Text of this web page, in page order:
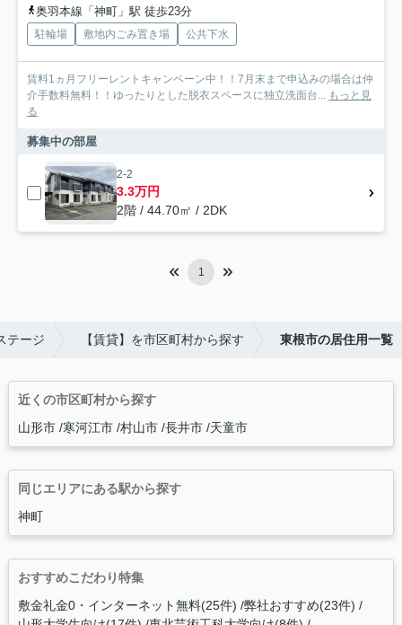
奥羽本線「神町」駅 徒歩23分
駐輪場 敷地内ごみ置き場 公共下水
賃料1ヵ月フリーレントキャンペーン中！！7月末まで申込みの場合は仲
介手数料無料！！ゆったりとした脱衣スペースに独立洗面台... もっと見
る
募集中の部屋
2-2
3.3万円
2階 / 44.70㎡ / 2DK
1
テージ 【賃貸】を市区町村から探す 東根市の居住用一覧
近くの市区町村から探す
山形市 寒河江市 村山市 長井市 天童市
同じエリアにある駅から探す
神町
おすすめこだわり特集
敷金礼金0・インターネット無料(25件) 弊社おすすめ(23件)